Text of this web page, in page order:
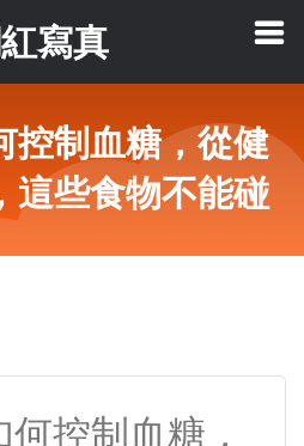
寫真
控制血糖，從健
這些食物不能碰
控制血糖，